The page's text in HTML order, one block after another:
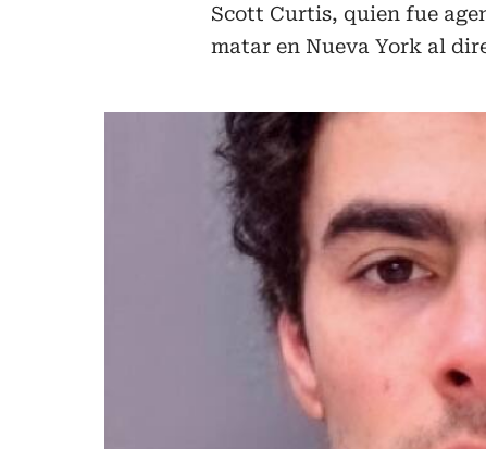
Scott Curtis, quien fue
matar en Nueva York al